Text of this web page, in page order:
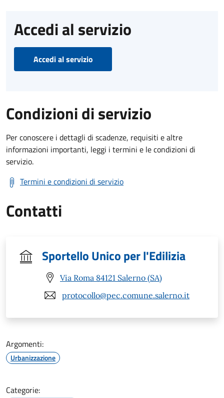
Accedi al servizio
Accedi al servizio
Condizioni di servizio
Per conoscere i dettagli di scadenze, requisiti e altre
informazioni importanti, leggi i termini e le condizioni di
servizio.
Termini e condizioni di servizio
Contatti
Sportello Unico per l'Edilizia
Via Roma 84121 Salerno (SA)
protocollo@pec.comune.salerno.it
Argomenti:
Urbanizzazione
Categorie: